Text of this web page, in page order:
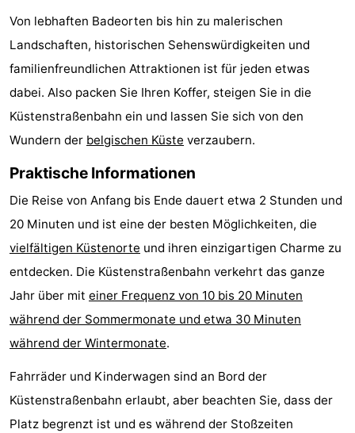
Von lebhaften Badeorten bis hin zu malerischen
Landschaften, historischen Sehenswürdigkeiten und
familienfreundlichen Attraktionen ist für jeden etwas
dabei. Also packen Sie Ihren Koffer, steigen Sie in die
Küstenstraßenbahn ein und lassen Sie sich von den
Wundern der belgischen Küste verzaubern.
Praktische Informationen
Die Reise von Anfang bis Ende dauert etwa 2 Stunden und
20 Minuten und ist eine der besten Möglichkeiten, die
vielfältigen Küstenorte und ihren einzigartigen Charme zu
entdecken. Die Küstenstraßenbahn verkehrt das ganze
Jahr über mit einer Frequenz von 10 bis 20 Minuten
während der Sommermonate und etwa 30 Minuten
während der Wintermonate.
Fahrräder und Kinderwagen sind an Bord der
Küstenstraßenbahn erlaubt, aber beachten Sie, dass der
Platz begrenzt ist und es während der Stoßzeiten